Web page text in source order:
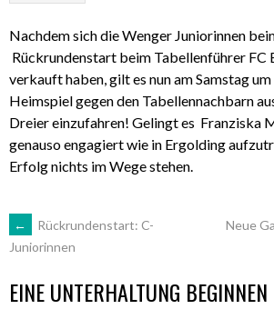
Nachdem sich die Wenger Juniorinnen
Rückrundenstart beim Tabellenführer FC
verkauft haben, gilt es nun am Samstag
Heimspiel gegen den Tabellennachbarn
Dreier einzufahren! Gelingt es Franziska
genauso engagiert wie in Ergolding
Erfolg nichts im Wege stehen.
ARTIKEL-
NAVIGATION
←
Rückrundenstart: C-
Juniorinnen
Neue
EINE UNTERHALTUNG BEGINNEN